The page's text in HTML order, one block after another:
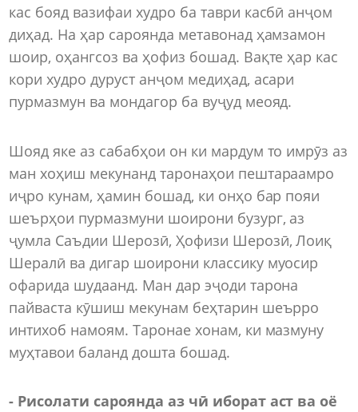
кас бояд вазифаи худро ба таври касбӣ анҷом
диҳад. На ҳар сароянда метавонад ҳамзамон
шоир, оҳангсоз ва ҳофиз бошад. Вақте ҳар кас
кори худро дуруст анҷом медиҳад, асари
пурмазмун ва мондагор ба вуҷуд меояд.
Шояд яке аз сабабҳои он ки мардум то имрӯз аз
ман хоҳиш мекунанд таронаҳои пештараамро
иҷро кунам, ҳамин бошад, ки онҳо бар пояи
шеърҳои пурмазмуни шоирони бузург, аз
ҷумла Саъдии Шерозӣ, Ҳофизи Шерозӣ, Лоиқ
Шералӣ ва дигар шоирони классику муосир
офарида шудаанд. Ман дар эҷоди тарона
пайваста кӯшиш мекунам беҳтарин шеърро
интихоб намоям. Таронае хонам, ки мазмуну
муҳтавои баланд дошта бошад.
- Рисолати сароянда аз чӣ иборат аст ва оё